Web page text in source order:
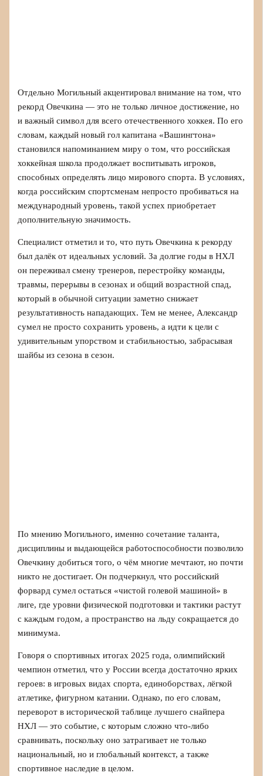
Отдельно Могильный акцентировал внимание на том, что
рекорд Овечкина — это не только личное достижение, но
и важный символ для всего отечественного хоккея. По его
словам, каждый новый гол капитана «Вашингтона»
становился напоминанием миру о том, что российская
хоккейная школа продолжает воспитывать игроков,
способных определять лицо мирового спорта. В условиях,
когда российским спортсменам непросто пробиваться на
международный уровень, такой успех приобретает
дополнительную значимость.
Специалист отметил и то, что путь Овечкина к рекорду
был далёк от идеальных условий. За долгие годы в НХЛ
он переживал смену тренеров, перестройку команды,
травмы, перерывы в сезонах и общий возрастной спад,
который в обычной ситуации заметно снижает
результативность нападающих. Тем не менее, Александр
сумел не просто сохранить уровень, а идти к цели с
удивительным упорством и стабильностью, забрасывая
шайбы из сезона в сезон.
По мнению Могильного, именно сочетание таланта,
дисциплины и выдающейся работоспособности позволило
Овечкину добиться того, о чём многие мечтают, но почти
никто не достигает. Он подчеркнул, что российский
форвард сумел остаться «чистой голевой машиной» в
лиге, где уровни физической подготовки и тактики растут
с каждым годом, а пространство на льду сокращается до
минимума.
Говоря о спортивных итогах 2025 года, олимпийский
чемпион отметил, что у России всегда достаточно ярких
героев: в игровых видах спорта, единоборствах, лёгкой
атлетике, фигурном катании. Однако, по его словам,
переворот в исторической таблице лучшего снайпера
НХЛ — это событие, с которым сложно что-либо
сравнивать, поскольку оно затрагивает не только
национальный, но и глобальный контекст, а также
спортивное наследие в целом.